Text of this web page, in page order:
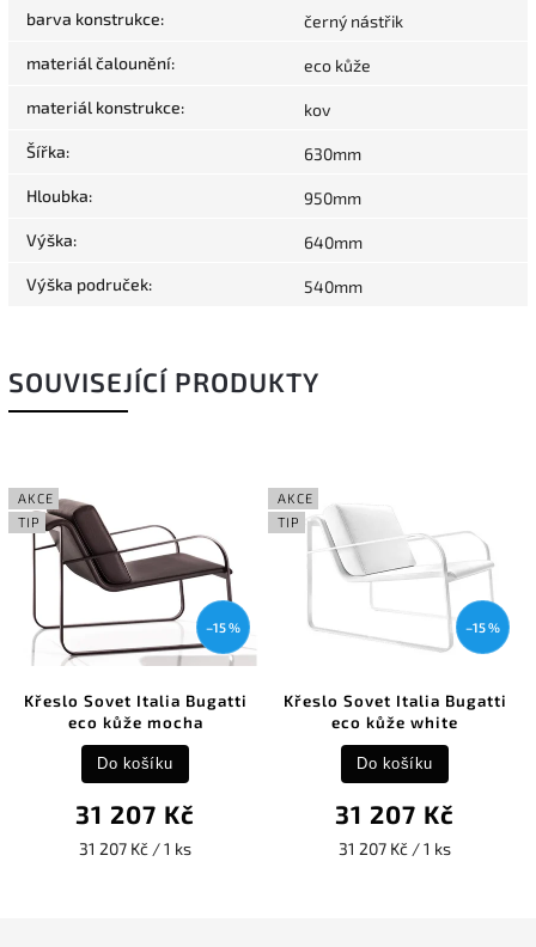
barva konstrukce: černý nástřik
materiál čalounění: eco kůže
materiál konstrukce: kov
Šířka: 630mm
Hloubka: 950mm
Výška: 640mm
Výška područek: 540mm
SOUVISEJÍCÍ PRODUKTY
AKCE
TIP
–15 %
Křeslo Sovet Italia Bugatti
eco kůže mocha
31 207 Kč
31 207 Kč / 1 ks
Do košíku
AKCE
TIP
–15 %
Křeslo Sovet Italia Bugatti
eco kůže white
31 207 Kč
31 207 Kč / 1 ks
Do košíku